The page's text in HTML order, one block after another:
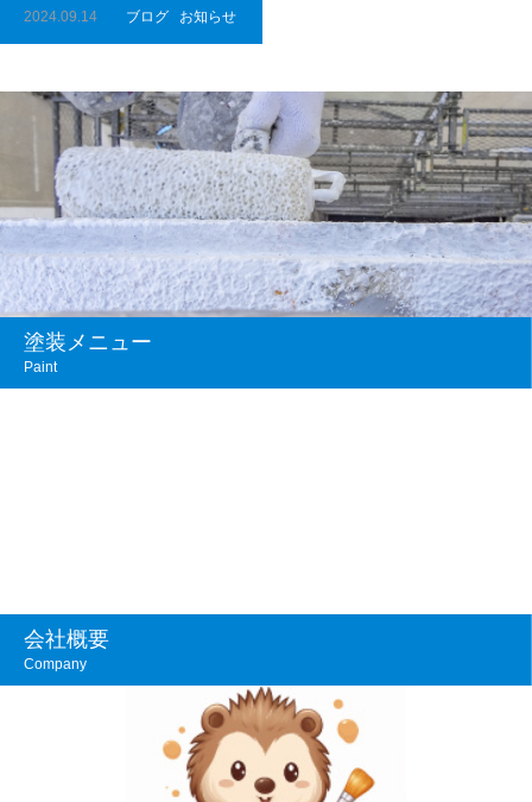
2024.09.14 ブログ お知らせ
塗装メニュー
Paint
会社概要
Company